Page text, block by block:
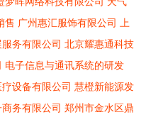
售 广州惠汇服饰有限公司
上
服务有限公司 北京耀惠通科技
电子信息与通讯系统的研发
设备有限公司 慧橙新能源发
务有限公司 郑州市金水区鼎